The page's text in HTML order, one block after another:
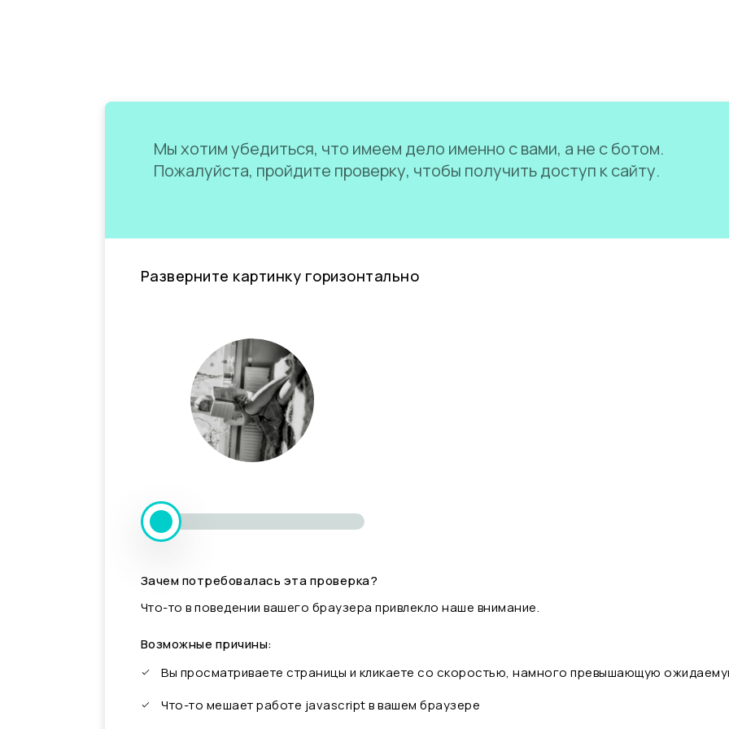
Мы хотим убедиться, что имеем дело именно с вами, а не с ботом.
Пожалуйста, пройдите проверку, чтобы получить доступ к сайту.
Разверните картинку горизонтально
Зачем потребовалась эта проверка?
Что-то в поведении вашего браузера привлекло наше внимание.
Возможные причины:
Вы просматриваете страницы и кликаете со скоростью, намного превышающую
Что-то мешает работе javascript в вашем браузере